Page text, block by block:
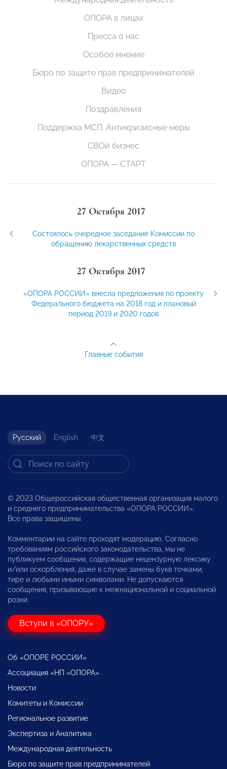
ОПОРА в лицах
Пресса о нас
Особое мнение
Бюро по защите прав предпринимателей
Видео
Поздравления
Поддержка МСП. Антикризисные меры
СВОй бизнес
ОПОРА — СТАРТ
27 Октября 2017
Состоялось очередное заседание Комиссии по
обращению лекарственных средств
27 Октября 2017
«ОПОРА РОССИИ» внесла предложения по проекту
Федерального бюджета на 2018 год и плановый
период 2019 и 2020 годов
Главные события
Русский English 中文
© 2023 Общероссийская общественная организация малого
и среднего предпринимательства «ОПОРА РОССИИ».
Все права защищены.
Комментарии на сайте проходят модерацию. Согласно
требованиям российского законодательства, мы не
публикуем сообщения, содержащие нецензурную лексику
и/или оскорбления, даже в случае замены букв точками,
тире и любыми иными символами. Не допускаются
сообщения, призывающие к межнациональной и социальной
розни.
Вступи в «ОПОРУ»
Об «ОПОРЕ РОССИИ»
Ассоциация «НП «ОПОРА»
Новости
Комитеты и Комиссии
Региональное развитие
Экспертиза и Аналитика
Международная деятельность
Бюро по защите прав предпринимателей